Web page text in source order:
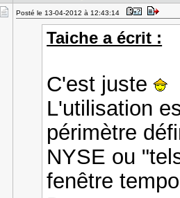
Posté le 13-04-2012 à 12:43:14
Taiche a écrit :
C'est juste
L'utilisation
périmètre
NYSE ou
fenêtre